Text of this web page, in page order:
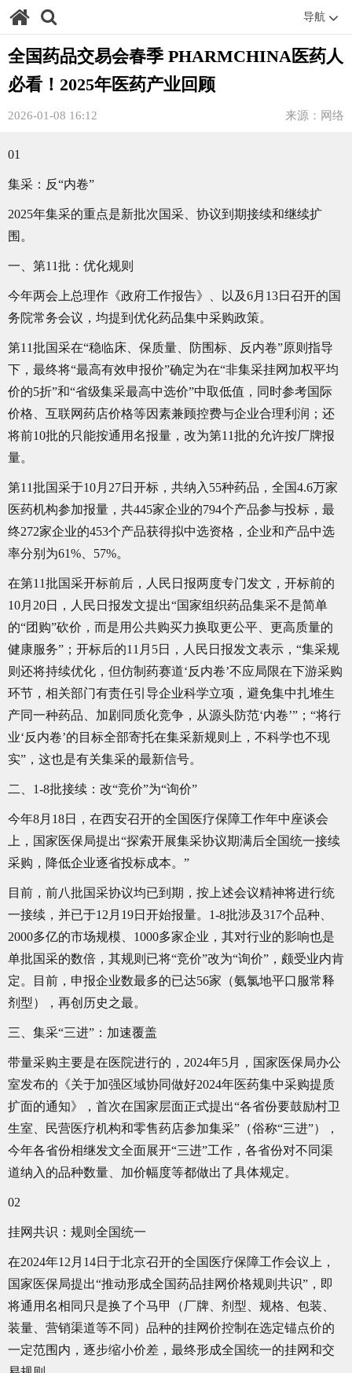
导航
全国药品交易会春季 PHARMCHINA医药人
必看！2025年医药产业回顾
2026-01-08 16:12 来源：网络
01
集采：反“内卷”
2025年集采的重点是新批次国采、协议到期接续和继续扩
围。
一、第11批：优化规则
今年两会上总理作《政府工作报告》、以及6月13日召开的国
务院常务会议，均提到优化药品集中采购政策。
第11批国采在“稳临床、保质量、防围标、反内卷”原则指导
下，最终将“最高有效申报价”确定为在“非集采挂网加权平均
价的5折”和“省级集采最高中选价”中取低值，同时参考国际
价格、互联网药店价格等因素兼顾控费与企业合理利润；还
将前10批的只能按通用名报量，改为第11批的允许按厂牌报
量。
第11批国采于10月27日开标，共纳入55种药品，全国4.6万家
医药机构参加报量，共445家企业的794个产品参与投标，最
终272家企业的453个产品获得拟中选资格，企业和产品中选
率分别为61%、57%。
在第11批国采开标前后，人民日报两度专门发文，开标前的
10月20日，人民日报发文提出“国家组织药品集采不是简单
的“团购”砍价，而是用公共购买力换取更公平、更高质量的
健康服务”；开标后的11月5日，人民日报发文表示，“集采规
则还将持续优化，但仿制药赛道‘反内卷’不应局限在下游采购
环节，相关部门有责任引导企业科学立项，避免集中扎堆生
产同一种药品、加剧同质化竞争，从源头防范‘内卷’”；“将行
业‘反内卷’的目标全部寄托在集采新规则上，不科学也不现
实”，这也是有关集采的最新信号。
二、1-8批接续：改“竞价”为“询价”
今年8月18日，在西安召开的全国医疗保障工作年中座谈会
上，国家医保局提出“探索开展集采协议期满后全国统一接续
采购，降低企业逐省投标成本。”
目前，前八批国采协议均已到期，按上述会议精神将进行统
一接续，并已于12月19日开始报量。1-8批涉及317个品种、
2000多亿的市场规模、1000多家企业，其对行业的影响也是
单批国采的数倍，其规则已将“竞价”改为“询价”，颇受业内肯
定。目前，申报企业数最多的已达56家（氨氯地平口服常释
剂型），再创历史之最。
三、集采“三进”：加速覆盖
带量采购主要是在医院进行的，2024年5月，国家医保局办公
室发布的《关于加强区域协同做好2024年医药集中采购提质
扩面的通知》，首次在国家层面正式提出“各省份要鼓励村卫
生室、民营医疗机构和零售药店参加集采”（俗称“三进”），
今年各省份相继发文全面展开“三进”工作，各省份对不同渠
道纳入的品种数量、加价幅度等都做出了具体规定。
02
挂网共识：规则全国统一
在2024年12月14日于北京召开的全国医疗保障工作会议上，
国家医保局提出“推动形成全国药品挂网价格规则共识”，即
将通用名相同只是换了个马甲（厂牌、剂型、规格、包装、
装量、营销渠道等不同）品种的挂网价控制在选定锚点价的
一定范围内，逐步缩小价差，最终形成全国统一的挂网和交